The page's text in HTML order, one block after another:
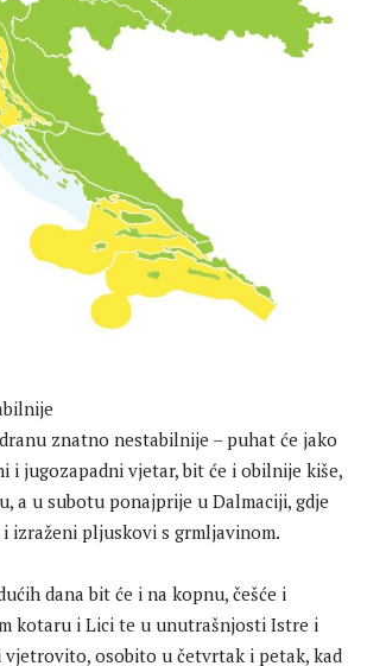
znatno nestabilnije – puhat će jako
i jugozapadni vjetar, bit će i obilnije kiše,
a u subotu ponajprije u Dalmaciji, gdje
izraženi pljuskovi s grmljavinom.
dana bit će i na kopnu, češće i
kotaru i Lici te u unutrašnjosti Istre i
vjetrovito, osobito u četvrtak i petak, kad